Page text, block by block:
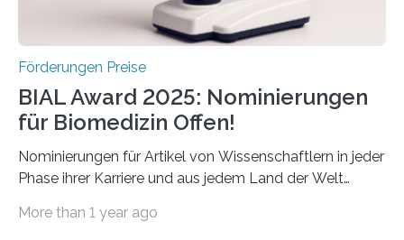
Förderungen Preise
BIAL Award 2025: Nominierungen
für Biomedizin Offen!
Nominierungen für Artikel von Wissenschaftlern in jeder
Phase ihrer Karriere und aus jedem Land der Welt
Leben gerufen, um die bemerkenswertesten
More than 1 year ago